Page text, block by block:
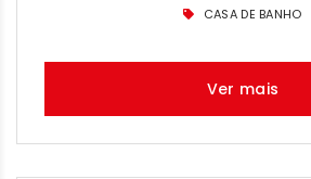
CASA DE BANHO
Ver mais